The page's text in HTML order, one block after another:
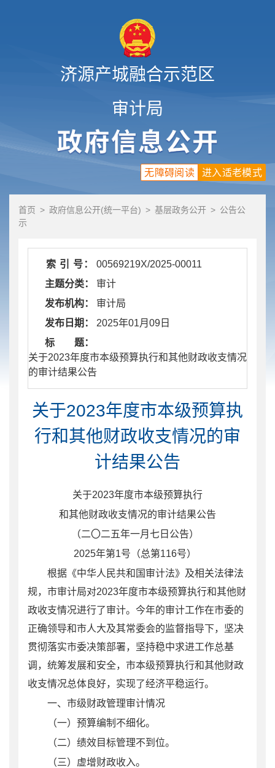
济源产城融合示范区
审计局
进入适老模式
无障碍阅读
首页 > 政府信息公开(统一平台) > 基层政务公开 > 公告公
示
索 引 号：
00569219X/2025-00011
主题分类：
审计
发布机构：
审计局
发布日期：
2025年01月09日
标 题：
​ 关于2023年度市本级预算执行和其他财政收支情况
的审计结果公告
关于2023年度市本级预算执
行和其他财政收支情况的审
计结果公告
关于2023年度市本级预算执行
和其他财政收支情况的审计结果公告
（二〇二五年一月 七 日公告）
2025年第1号（总第116号）
根据《中华人民共和国审计法》及相关法律法
规，市审计局对2023年度市本级预算执行和其他财
政收支情况进行了审计。今年的审计工作在市委的
正确领导和市人大及其常委会的监督指导下，坚决
贯彻落实市委决策部署，坚持稳中求进工作总基
调，统筹发展和安全，市本级预算执行和其他财政
收支情况总体良好，实现了经济平稳运行。
一、市级财政管理审计情况
（一） 预算编制不细化。
（二） 绩效目标管理不到位。
（三） 虚增财政收入。